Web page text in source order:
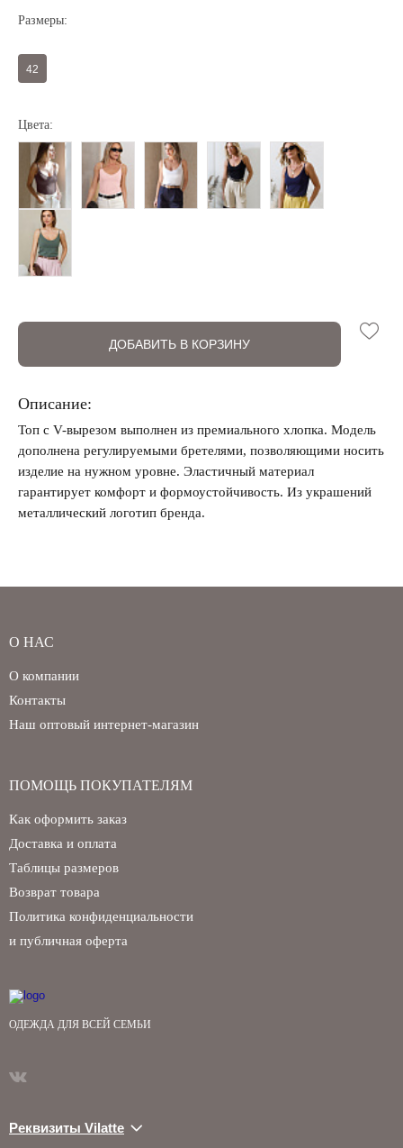
Размеры:
42
Цвета:
ДОБАВИТЬ В КОРЗИНУ
Описание:
Топ с V-вырезом выполнен из премиального хлопка. Модель
дополнена регулируемыми бретелями, позволяющими носить
изделие на нужном уровне. Эластичный материал
гарантирует комфорт и формоустойчивость. Из украшений
металлический логотип бренда.
ОДЕЖДА ДЛЯ ВСЕЙ СЕМЬИ
Реквизиты Vilatte
О НАС
О компании
Контакты
Наш оптовый интернет-магазин
ПОМОЩЬ ПОКУПАТЕЛЯМ
Как оформить заказ
Доставка и оплата
Таблицы размеров
Возврат товара
Политика конфиденциальности
и публичная оферта